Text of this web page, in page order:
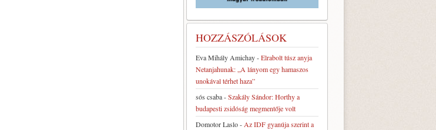
HOZZÁSZÓLÁSOK
Eva Mihály Amichay-Elrabolt túsz anyja
Netanjahunak: „A lányom egy hamaszos
unokával térhet haza”
sós csaba-Szakály Sándor: Horthy a
budapesti zsidóság megmentője volt
Domotor Laslo- Az IDF gyanúja szerint a